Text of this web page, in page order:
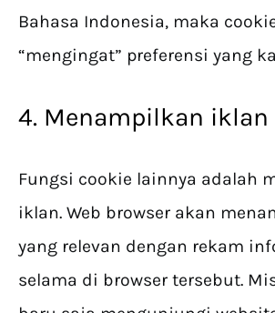
Bahasa Indonesia, maka
“mengingat” preferensi yang
4. Menampilkan iklan
Fungsi cookie lainnya adalah
iklan. Web browser akan
yang relevan dengan rekam
selama di browser tersebut.